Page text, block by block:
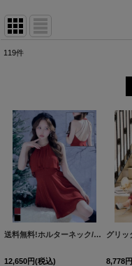
119件
送料無料!ホルターネック/バックビジュー/アメスリ/ノースリーブ/Aライン/フレア/シフォン/ミニドレス/キャバドレス【XS-Mサイズ/4カラー】[OF03] 【YN】dzjvAG【一部予約商品/8月下旬発送予定】
12,650円(税込) 8,778円